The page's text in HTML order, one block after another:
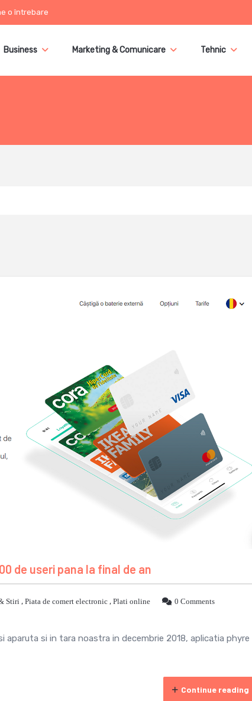
o întrebare
Business Marketing & Comunicare Tehnic
de useri pana la final de an
Stiri , Piata de comert electronic , Plati online
0 Comments
aparuta si in tara noastra in decembrie 2018, aplicatia phyre
Continue reading